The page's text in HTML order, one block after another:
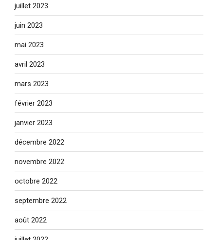
juillet 2023
juin 2023
mai 2023
avril 2023
mars 2023
février 2023
janvier 2023
décembre 2022
novembre 2022
octobre 2022
septembre 2022
août 2022